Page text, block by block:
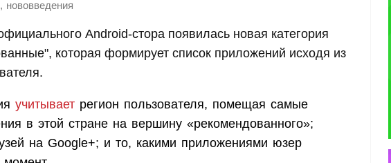
, нововведения
Android-стора появилась новая категория
которая формирует список приложений исходя из
учитывает регион пользователя, помещая самые
в этой стране на вершину «рекомендованного»;
на Google+; и то, какими приложениями юзер